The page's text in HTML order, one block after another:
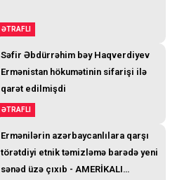
ƏTRAFLI
Səfir Əbdürrəhim bəy Haqverdiyev
Ermənistan hökumətinin sifarişi ilə
qarət edilmişdi
ƏTRAFLI
Ermənilərin azərbaycanlılara qarşı
törətdiyi etnik təmizləmə barədə yeni
sənəd üzə çıxıb - AMERİKALI